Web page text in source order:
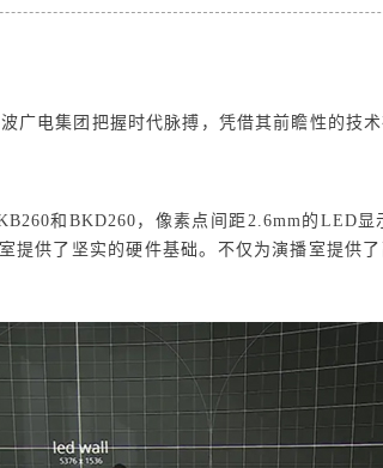
广电集团把握时代脉搏，凭借其前瞻性的技
和 BKD260 ， 像素点间距2.6mm 的LED显
提供了坚实的硬件基础。不仅为演播室提供